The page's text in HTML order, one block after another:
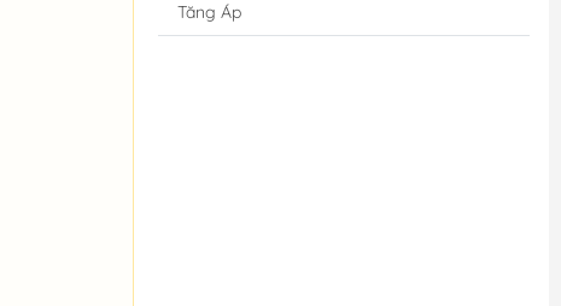
Tăng Áp